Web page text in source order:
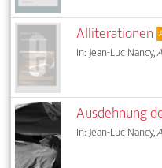
Alliterationen
In: Jean-Luc Nancy,
Ausdehnung
In: Jean-Luc Nancy,